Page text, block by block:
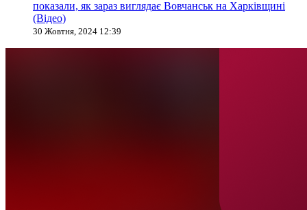
показали, як зараз виглядає Вовчанськ на Харківщині
(Відео)
30 Жовтня, 2024 12:39